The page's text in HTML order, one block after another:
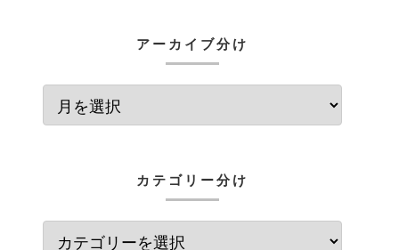
アーカイブ分け
カテゴリー分け